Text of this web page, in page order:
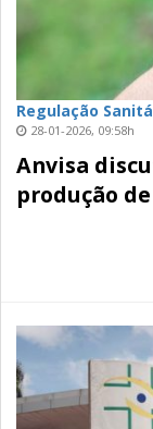
Regulação
28-01-2026, 09:58h
Anvisa
produção